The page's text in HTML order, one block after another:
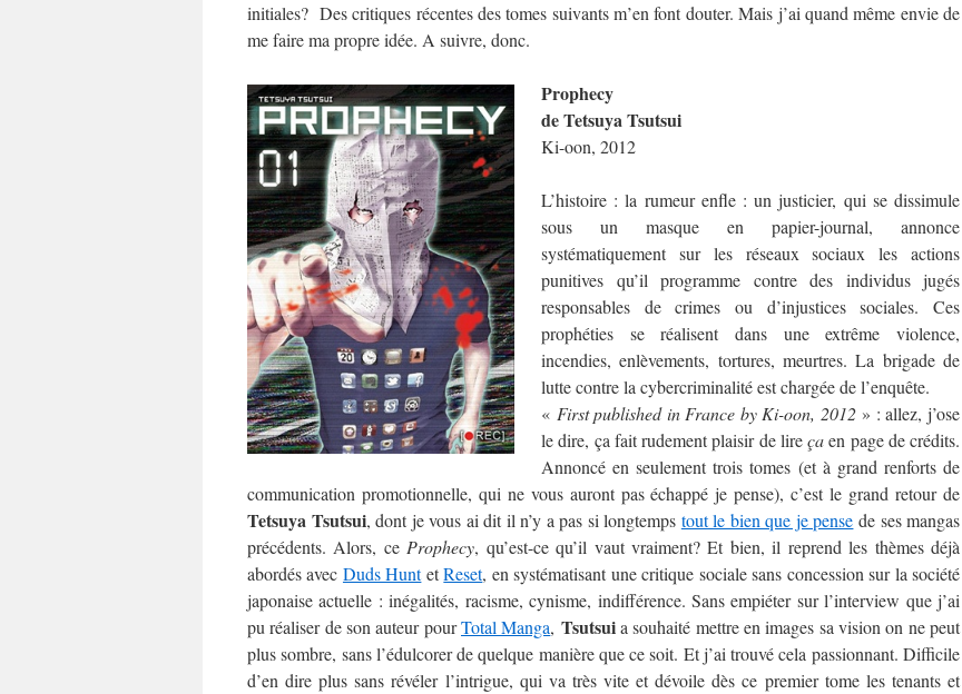
initiales? Des critiques récentes des tomes suivants m’en font douter. Mais j’ai quand même envie de
me faire ma propre idée. A suivre, donc.
Prophecy
de Tetsuya Tsutsui
Ki-oon, 2012
L’histoire : la rumeur enfle : un justicier, qui se dissimule
sous un masque en papier-journal, annonce
systématiquement sur les réseaux sociaux les actions
punitives qu’il programme contre des individus jugés
responsables de crimes ou d’injustices sociales. Ces
prophéties se réalisent dans une extrême violence,
incendies, enlèvements, tortures, meurtres. La brigade de
lutte contre la cybercriminalité est chargée de l’enquête.
« First published in France by Ki-oon, 2012» : allez, j’ose
le dire, ça fait rudement plaisir de lireçaen page de crédits.
Annoncé en seulement trois tomes (et à grand renforts de
communication promotionnelle, qui ne vous auront pas échappé je pense), c’est le grand retour de
Tetsuya Tsutsui, dont je vous ai dit il n’y a pas si longtemps tout le bien que je pense de ses mangas
précédents. Alors, ce Prophecy, qu’est-ce qu’il vaut vraiment? Et bien, il reprend les thèmes déjà
abordés avec Duds HuntetReset, en systématisant une critique sociale sans concession sur la société
japonaise actuelle : inégalités, racisme, cynisme, indifférence. Sans empiéter sur l’interview que j’ai
pu réaliser de son auteur pourTotal Manga, Tsutsuia souhaité mettre en images sa vision on ne peut
plus sombre, sans l’édulcorer de quelque manière que ce soit. Et j’ai trouvé cela passionnant. Difficile
d’en dire plus sans révéler l’intrigue, qui va très vite et dévoile dès ce premier tome les tenants et